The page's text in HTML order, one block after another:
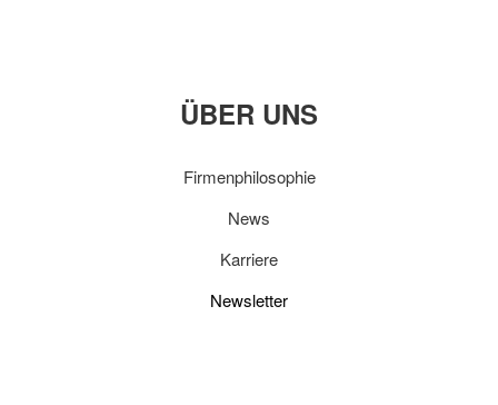
ÜBER UNS
Firmenphilosophie
News
Karriere
Newsletter